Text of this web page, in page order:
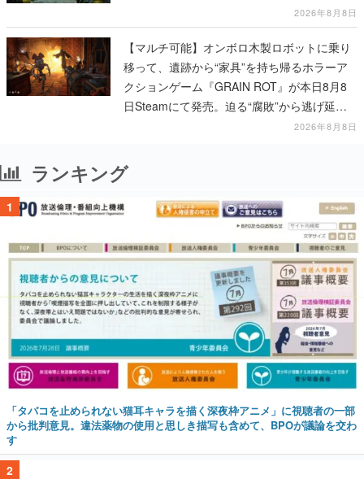
2026年8月8日
【マルチ可能】オンボロ木製ロボットに乗り
移って、遺跡から“家具”を持ち帰るホラーア
クションゲーム『GRAIN ROT』が本日8月8
日Steamにて発売。迫る“腐敗”から逃げ延
2026年8月8日
ランキング
1
「タバコを止められない猫耳キャラを描く深夜枠アニメ」に視聴者の一部
から批判意見。違法薬物の使用と思しき描写も含めて、BPOが議論を交わ
す
2